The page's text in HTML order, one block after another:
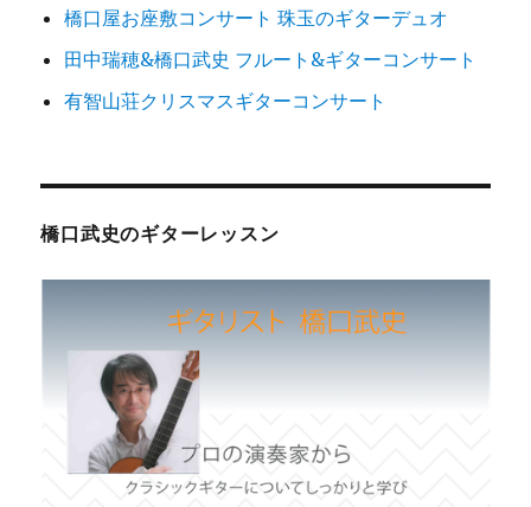
橋口屋お座敷コンサート 珠玉のギターデュオ
田中瑞穂&橋口武史 フルート&ギターコンサート
有智山荘クリスマスギターコンサート
橋口武史のギターレッスン